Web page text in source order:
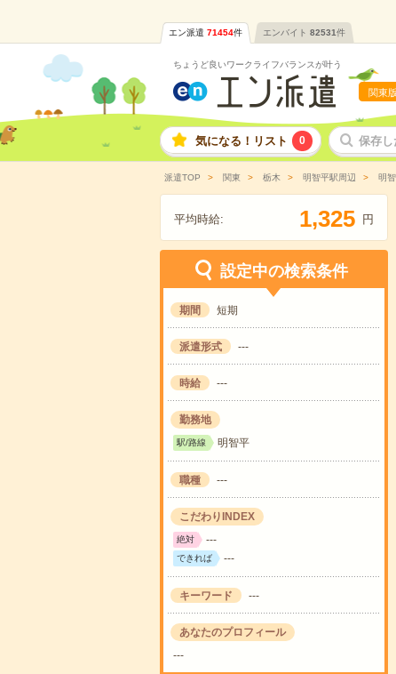
エン派遣 71454件 エンバイト 82531件
ちょうど良いワークライフバランスが叶う
関東版
気になる！リスト 0 保存し
派遣TOP 関東 栃木 明智平駅周辺 明
平均時給: 1,325 円
設定中の検索条件
期間 短期
派遣形式 ---
時給 ---
勤務地
駅/路線 明智平
職種 ---
こだわりINDEX
絶対 ---
できれば ---
キーワード ---
あなたのプロフィール
---